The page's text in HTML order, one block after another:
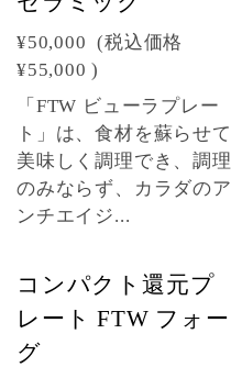
¥50,000 (税込価格
¥55,000 )
「FTW ビューラプレー
ト」は、食材を蘇らせて
美味しく調理でき、調理
のみならず、カラダのア
ンチエイジ...
コンパクト還元プ
レート FTW フォー
グ